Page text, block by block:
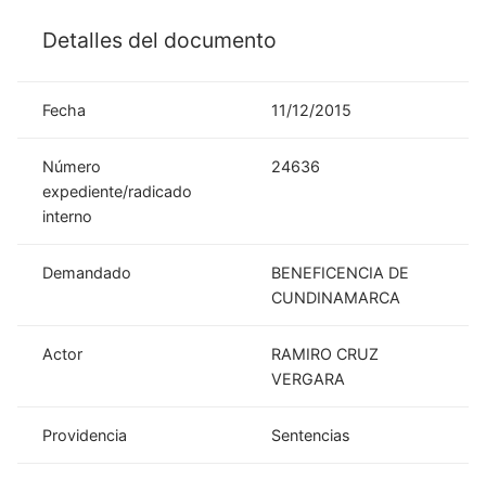
Detalles del documento
Fecha 11/12/2015
Número
expediente/radicado
interno
24636
Demandado
BENEFICENCIA DE
CUNDINAMARCA
Actor
RAMIRO CRUZ
VERGARA
Providencia Sentencias